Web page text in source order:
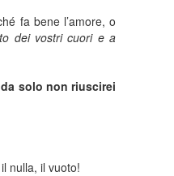
fa bene l’amore, o
dei vostri cuori e a
solo non riuscirei
nulla, il vuoto!